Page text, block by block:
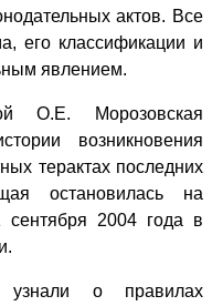
актов. Все
его классификации и
явлением.
О.Е. Морозовская
возникновения
терактах последних
остановилась на
сентября 2004 года в
узнали о правилах